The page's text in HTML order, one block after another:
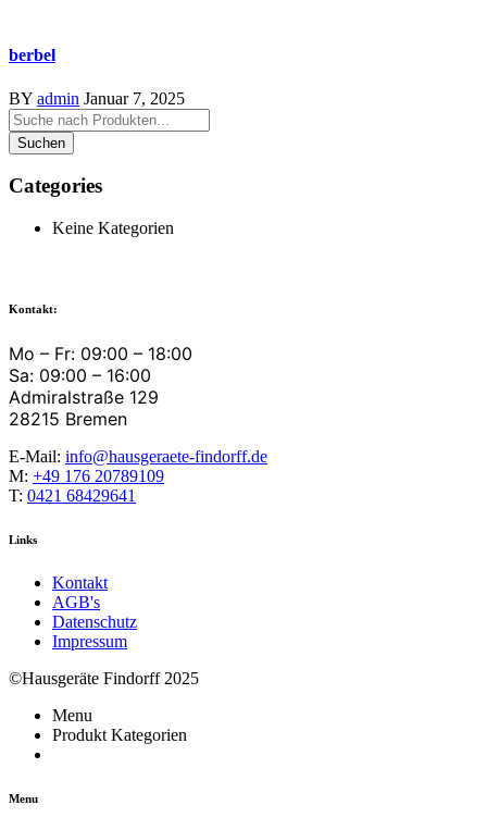
berbel
BY admin Januar 7, 2025
Categories
Keine Kategorien
Kontakt:
Mo – Fr: 09:00 – 18:00
Sa: 09:00 – 16:00
Admiralstraße 129
28215 Bremen
E-Mail: info@hausgeraete-findorff.de
M: +49 176 20789109
T: 0421 68429641
Links
Kontakt
AGB's
Datenschutz
Impressum
©Hausgeräte Findorff 2025
Menu
Produkt Kategorien
Menu